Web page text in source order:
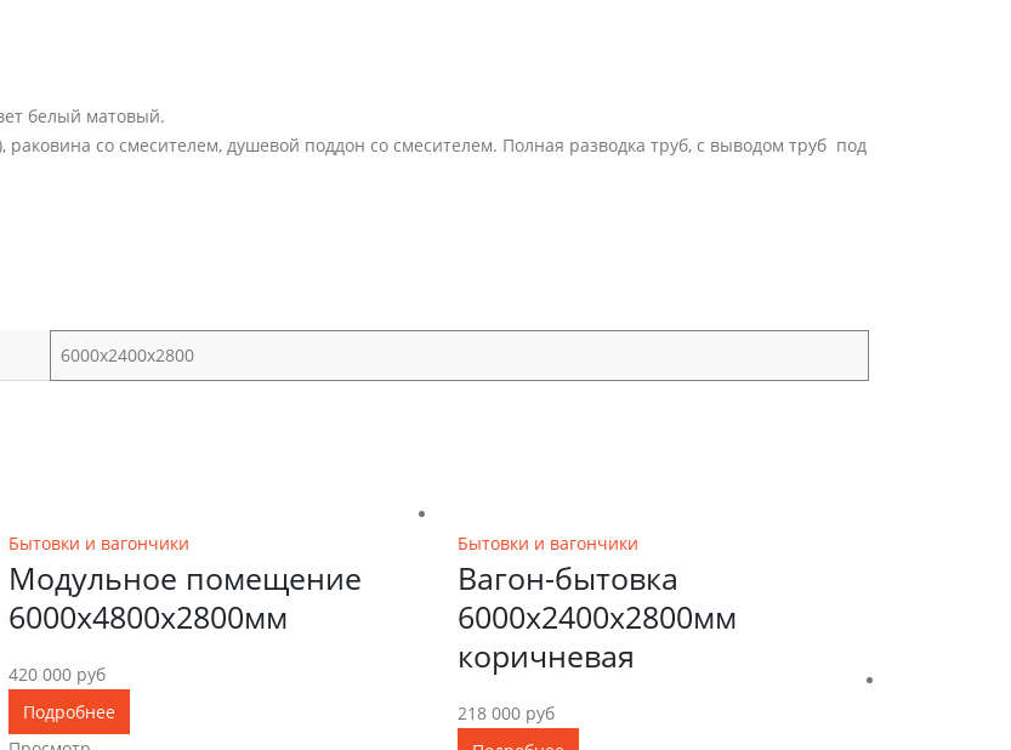
белый матовый.
раковина со смесителем, душевой поддон со смесителем. Полная разводка труб, с выводом труб под
6000х2400х2800
Бытовки и вагончики
Модульное помещение
6000х4800х2800мм
420 000 руб
Подробнее
Бытовки и вагончики
Вагон-бытовка
6000х2400х2800мм
коричневая
218 000 руб